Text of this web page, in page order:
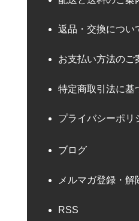
返品・交換につい
お支払い方法のご
特定商取引法に基
プライバシーポリ
ブログ
メルマガ登録・解
RSS